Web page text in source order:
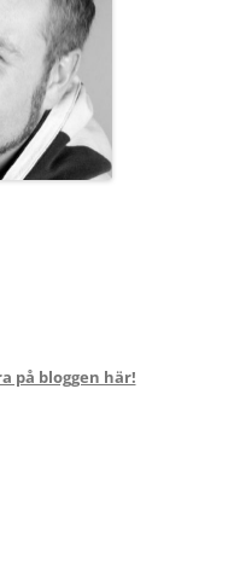
på bloggen här!